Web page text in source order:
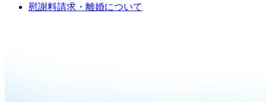
慰謝料請求・離婚について